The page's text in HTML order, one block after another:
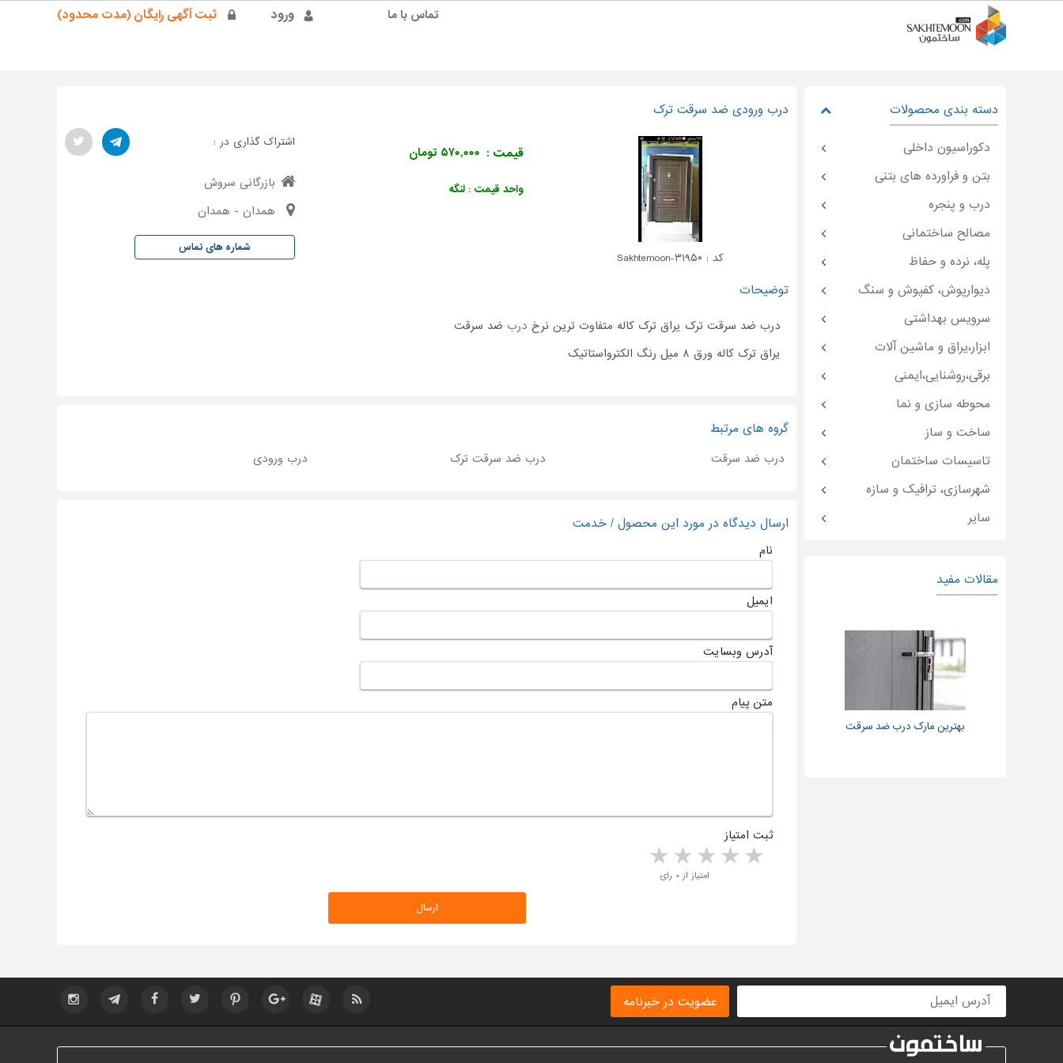
ورود ثبت آگهی رایگان (مدت محدود) تماس با ما
درب ورودی ضد سرقت ترک
کد : Sakhtemoon-۳۱۹۵۰
قیمت : ۵۷۰,۰۰۰ تومان
واحد قیمت : لنگه
توضیحات
درب ضد سرقت ترک یراق ترک کاله متفاوت ترین نرخ درب ضد سرقت
یراق ترک کاله ورق ۸ میل رنگ الکترواستاتیک
اشتراک گذاری در :
بازرگانی سروش
همدان - همدان
شماره های تماس
گروه های مرتبط
درب ضد سرقت درب ضد سرقت ترک درب ورودی
ارسال دیدگاه در مورد این محصول / خدمت
نام
ایمیل
آدرس وبسایت
متن پیام
ثبت امتیاز
4 stars 3 stars 2 stars 1 star امتیاز از ۰ رای
دسته بندی محصولات
دکوراسیون داخلی
بتن و فراورده های بتنی
درب و پنجره
مصالح ساختمانی
پله، نرده و حفاظ
دیوارپوش، کفپوش و سنگ
سرویس بهداشتی
ابزار،یراق و ماشین آلات
برقی،روشنایی،ایمنی
محوطه سازی و نما
ساخت و ساز
تاسیسات ساختمان
شهرسازی، ترافیک و سازه
سایر
مقالات مفید
بهترین مارک درب ضد سرقت
عضویت در خبرنامه